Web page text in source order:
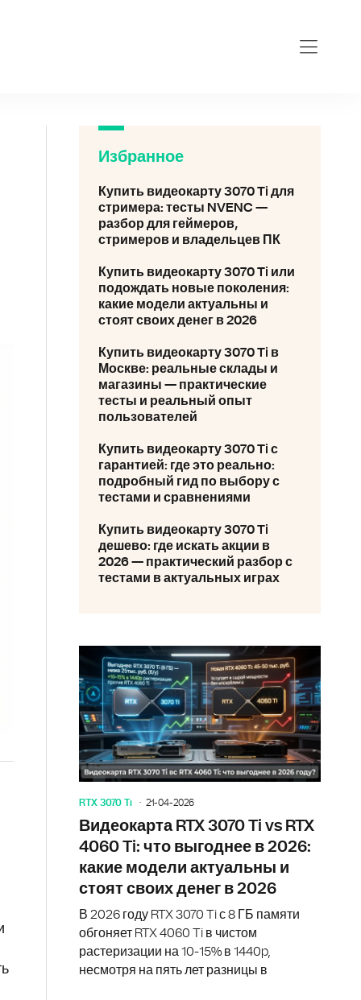
Избранное
Купить видеокарту 3070 Ti для
стримера: тесты NVENC —
разбор для геймеров,
стримеров и владельцев ПК
Купить видеокарту 3070 Ti или
подождать новые поколения:
какие модели актуальны и
стоят своих денег в 2026
Купить видеокарту 3070 Ti в
Москве: реальные склады и
магазины — практические
тесты и реальный опыт
пользователей
Купить видеокарту 3070 Ti с
гарантией: где это реально:
подробный гид по выбору с
тестами и сравнениями
Купить видеокарту 3070 Ti
дешево: где искать акции в
2026 — практический разбор с
тестами в актуальных играх
RTX 3070 Ti 21-04-2026
Видеокарта RTX 3070 Ti vs RTX
4060 Ti: что выгоднее в 2026:
какие модели актуальны и
стоят своих денег в 2026
В 2026 году RTX 3070 Ti с 8 ГБ памяти
обгоняет RTX 4060 Ti в чистом
растеризации на 10-15% в 1440p,
несмотря на пять лет разницы в